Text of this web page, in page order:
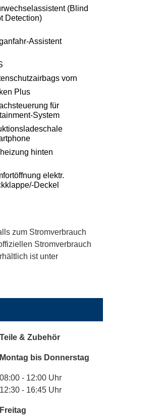
(Blind
Detection)
Assistent
vorn
Plus
für
System
hinten
elektr.
Deckel
zum Stromverbrauch
Stromverbrauch
ist unter
Teile & Zubehör
Montag bis Donnerstag
08:00 - 12:00 Uhr
12:30 - 16:45 Uhr
Freitag